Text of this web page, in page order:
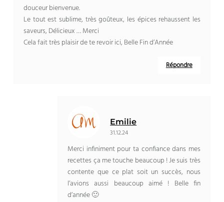
douceur bienvenue.
Le tout est sublime, très goûteux, les épices rehaussent les
saveurs, Délicieux … Merci
Cela fait très plaisir de te revoir ici, Belle Fin d’Année
Répondre
Emilie
31.12.24
Merci infiniment pour ta confiance dans mes
recettes ça me touche beaucoup ! Je suis très
contente que ce plat soit un succès, nous
l’avions aussi beaucoup aimé ! Belle fin
d’année 🙂